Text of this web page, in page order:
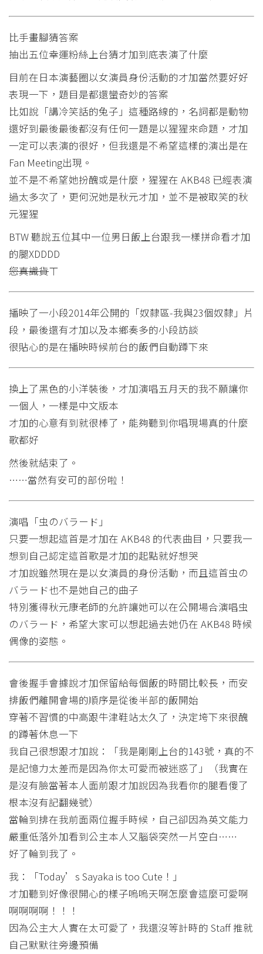
比手畫腳猜答案
抽出五位幸運粉絲上台猜才加到底表演了什麼
目前在日本演藝圈以女演員身份活動的才加當然要好好
表現一下，題目是都還蠻奇妙的答案
比如說「講冷笑話的兔子」這種路線的，名詞都是動物
還好到最後最後都沒有任何一題是以猩猩來命題，才加
一定可以表演的很好，但我還是不希望這樣的演出是在
Fan Meeting出現。
並不是不希望她扮醜或是什麼，猩猩在 AKB48 已經表演
過太多次了，更何況她是秋元才加，並不是被取笑的秋
元猩猩
BTW 聽說五位其中一位男日飯上台跟我一樣拼命看才加
的腿XDDDD
您真識貨ㄒ
播映了一小段2014年公開的「奴隸區-我與23個奴隸」片
段，最後還有才加以及本鄉奏多的小段訪談
很貼心的是在播映時候前台的飯們自動蹲下來
換上了黑色的小洋裝後，才加演唱五月天的我不願讓你
一個人，一樣是中文版本
才加的心意有到就很棒了，能夠聽到你唱現場真的什麼
歌都好
然後就結束了。
……當然有安可的部份啦！
演唱「虫のバラード」
只要一想起這首是才加在 AKB48 的代表曲目，只要我一
想到自己認定這首歌是才加的起點就好想哭
才加說雖然現在是以女演員的身份活動，而且這首虫の
バラード也不是她自己的曲子
特別獲得秋元康老師的允許讓她可以在公開場合演唱虫
のバラード，希望大家可以想起過去她仍在 AKB48 時候
偶像的姿態。
會後握手會據說才加保留給每個飯的時間比較長，而安
排飯們離開會場的順序是從後半部的飯開始
穿著不習慣的中高跟牛津鞋站太久了，決定垮下來很醜
的蹲著休息一下
我自己很想跟才加說：「我是剛剛上台的143號，真的不
是記憶力太差而是因為你太可愛而被迷惑了」（我實在
是沒有臉當著本人面前跟才加說因為我看你的腿看傻了
根本沒有記翻幾號）
當輪到排在我前面兩位握手時候，自己卻因為英文能力
嚴重低落外加看到公主本人又腦袋突然一片空白……
好了輪到我了。
我：「Today’s Sayaka is too Cute！」
才加聽到好像很開心的樣子嗚嗚天啊怎麼會這麼可愛啊
啊啊啊啊！！！
因為公主大人實在太可愛了，我還沒等計時的 Staff 推就
自己默默往旁邊預備